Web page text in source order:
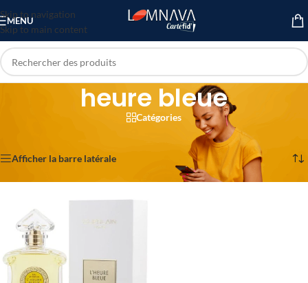
Skip to navigation
Skip to main content
MENU
heure bleue
Catégories
Voici le seul résultat
Afficher la barre latérale